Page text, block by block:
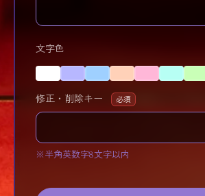
文字色
修正・削除キー 必須
※半角英数字8文字以内